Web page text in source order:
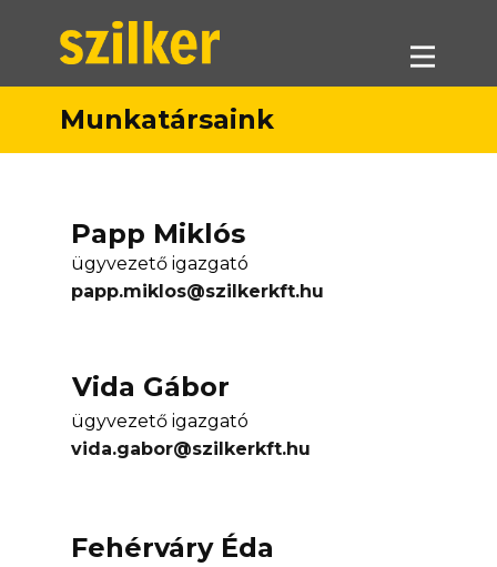
Termékeink
Forgalmazók
Referenciák
Letöltések
Munkatársaink
Papp Miklós
ügyvezető igazgató
papp.miklos@szilkerkft.hu
Vida Gábor
ügyvezető igazgató
vida.gabor@szilkerkft.hu
Fehérváry Éda